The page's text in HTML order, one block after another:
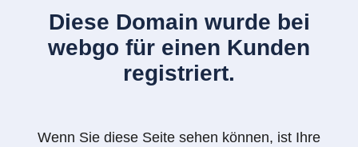
Diese Domain wurde bei
webgo für einen Kunden
registriert.
Wenn Sie diese Seite sehen können, ist Ihre